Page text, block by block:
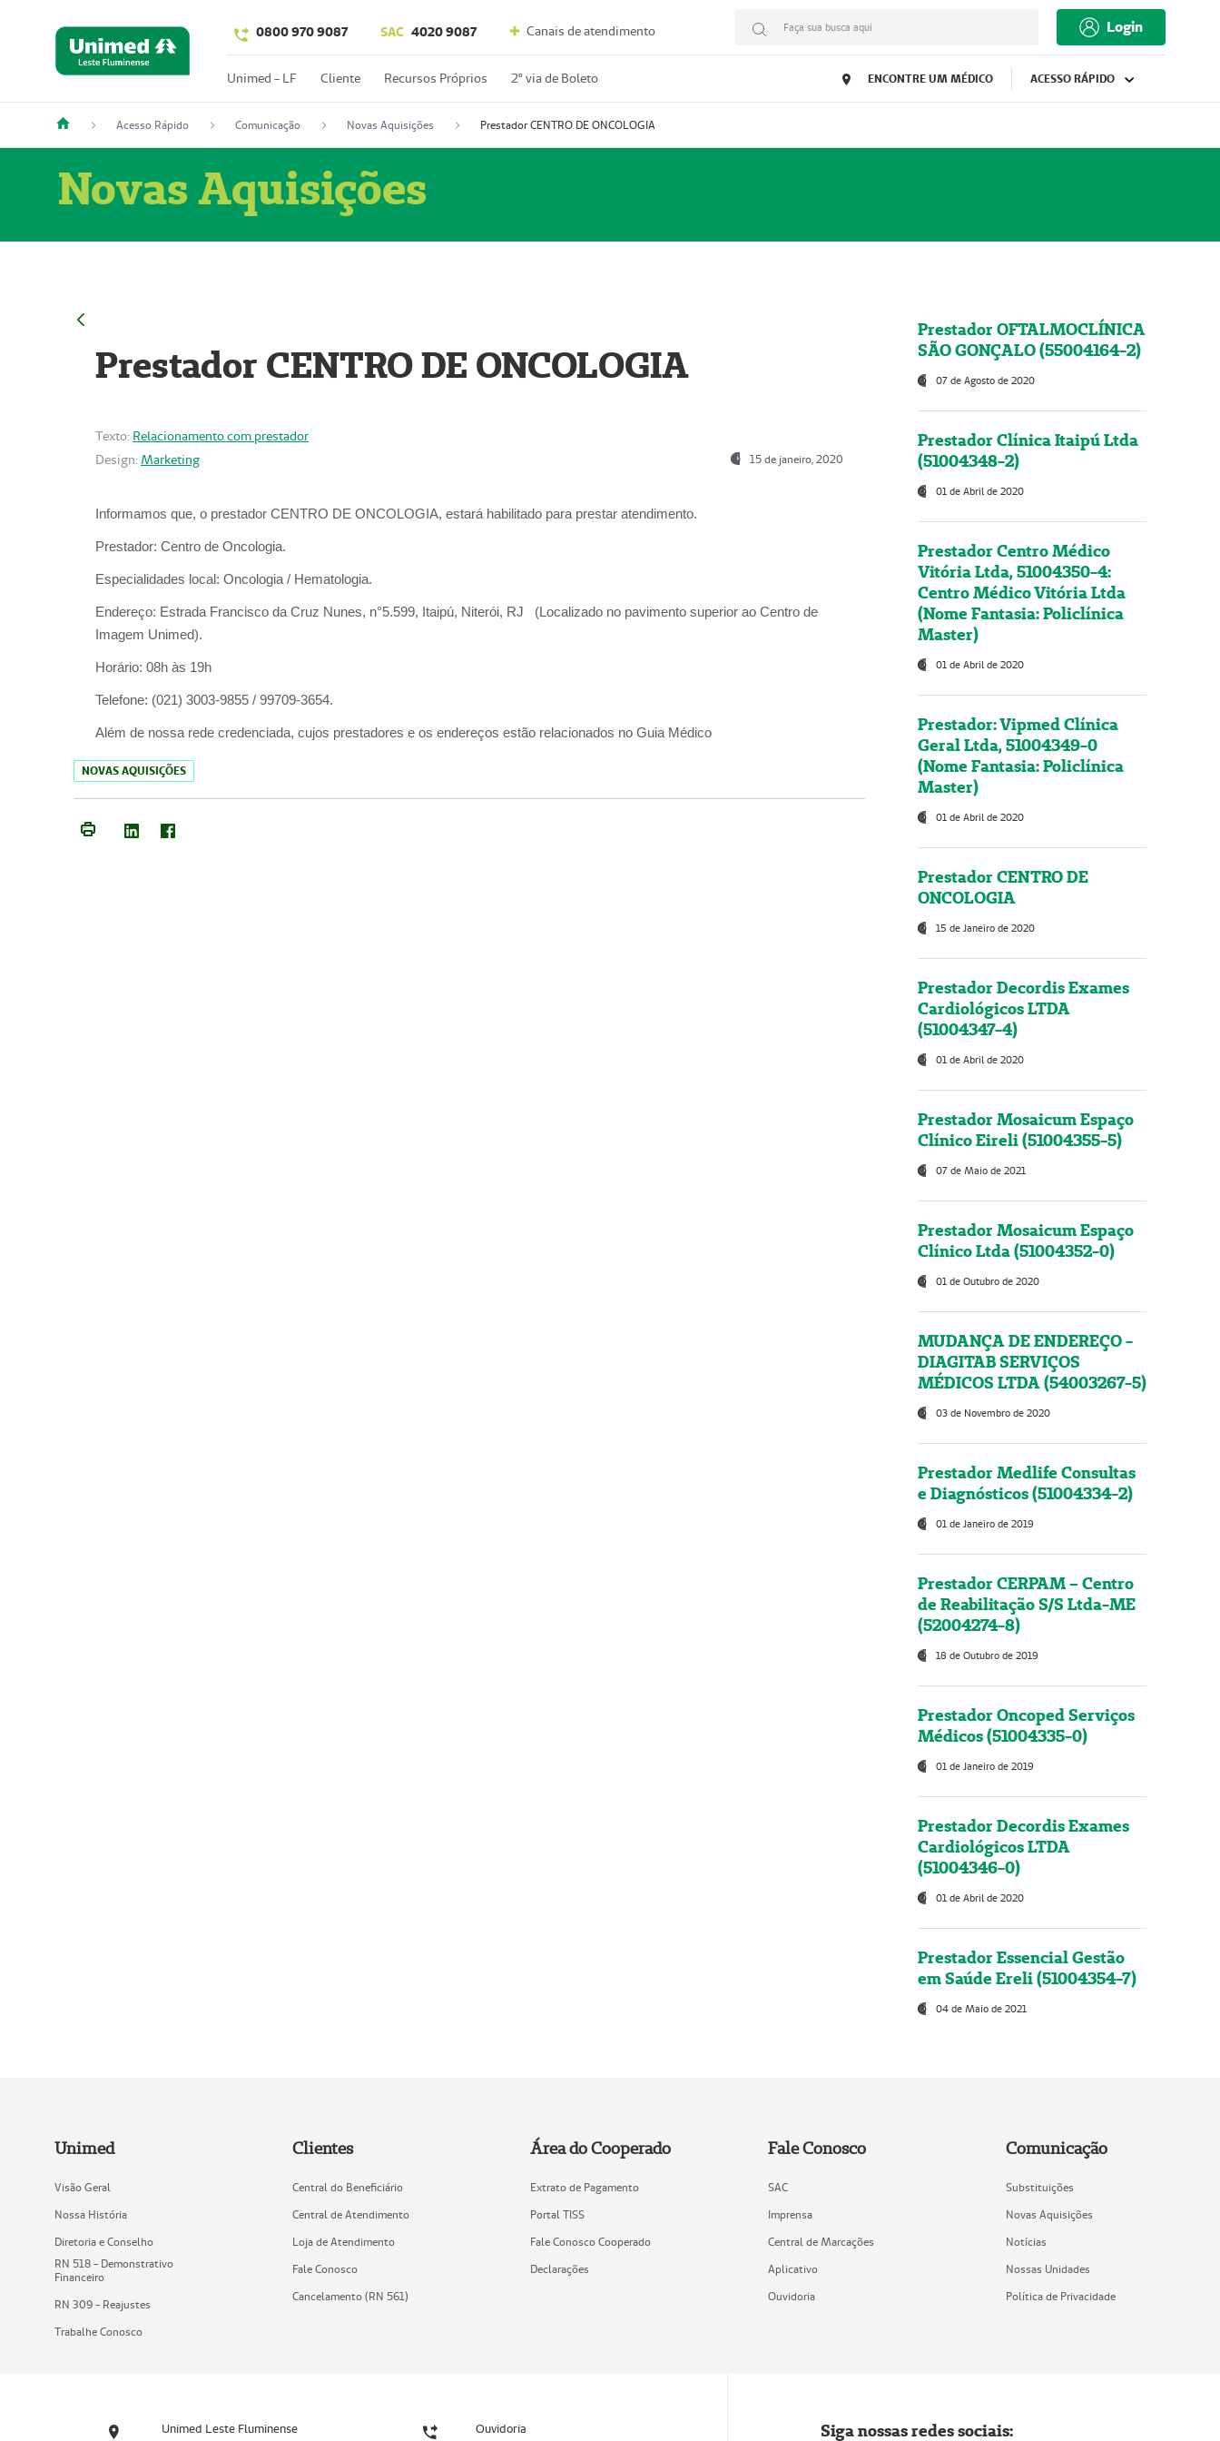
0800 970 9087 SAC 4020 9087 Canais de atendimento Faça sua busca aqui Login
Unimed - LF Cliente Recursos Próprios 2º via de Boleto ENCONTRE UM MÉDICO ACESSO RÁPIDO
Acesso Rápido Comunicação Novas Aquisições Prestador CENTRO DE ONCOLOGIA
Novas Aquisições
Prestador CENTRO DE ONCOLOGIA
Texto: Relacionamento com prestador
Design: Marketing 15 de janeiro, 2020
Informamos que, o prestador CENTRO DE ONCOLOGIA, estará habilitado para prestar atendimento.
Prestador: Centro de Oncologia.
Especialidades local: Oncologia / Hematologia.
Endereço: Estrada Francisco da Cruz Nunes, n°5.599, Itaipú, Niterói, RJ (Localizado no pavimento superior ao Centro de
Imagem Unimed).
Horário: 08h às 19h
Telefone: (021) 3003-9855 / 99709-3654.
Além de nossa rede credenciada, cujos prestadores e os endereços estão relacionados no Guia Médico
NOVAS AQUISIÇÕES
Prestador OFTALMOCLÍNICA
SÃO GONÇALO (55004164-2)
07 de Agosto de 2020
Prestador Clínica Itaipú Ltda
(51004348-2)
01 de Abril de 2020
Prestador Centro Médico
Vitória Ltda, 51004350-4:
Centro Médico Vitória Ltda
(Nome Fantasia: Policlínica
Master)
01 de Abril de 2020
Prestador: Vipmed Clínica
Geral Ltda, 51004349-0
(Nome Fantasia: Policlínica
Master)
01 de Abril de 2020
Prestador CENTRO DE
ONCOLOGIA
15 de Janeiro de 2020
Prestador Decordis Exames
Cardiológicos LTDA
(51004347-4)
01 de Abril de 2020
Prestador Mosaicum Espaço
Clínico Eireli (51004355-5)
07 de Maio de 2021
Prestador Mosaicum Espaço
Clínico Ltda (51004352-0)
01 de Outubro de 2020
MUDANÇA DE ENDEREÇO -
DIAGITAB SERVIÇOS
MÉDICOS LTDA (54003267-5)
03 de Novembro de 2020
Prestador Medlife Consultas
e Diagnósticos (51004334-2)
01 de Janeiro de 2019
Prestador CERPAM – Centro
de Reabilitação S/S Ltda-ME
(52004274-8)
18 de Outubro de 2019
Prestador Oncoped Serviços
Médicos (51004335-0)
01 de Janeiro de 2019
Prestador Decordis Exames
Cardiológicos LTDA
(51004346-0)
01 de Abril de 2020
Prestador Essencial Gestão
em Saúde Ereli (51004354-7)
04 de Maio de 2021
Unimed
Visão Geral
Nossa História
Diretoria e Conselho
RN 518 - Demonstrativo
Financeiro
RN 309 - Reajustes
Trabalhe Conosco
Clientes
Central do Beneficiário
Central de Atendimento
Loja de Atendimento
Fale Conosco
Cancelamento (RN 561)
Área do Cooperado
Extrato de Pagamento
Portal TISS
Fale Conosco Cooperado
Declarações
Fale Conosco
SAC
Imprensa
Central de Marcações
Aplicativo
Ouvidoria
Comunicação
Substituições
Novas Aquisições
Notícias
Nossas Unidades
Política de Privacidade
Unimed Leste Fluminense Ouvidoria Siga nossas redes sociais: